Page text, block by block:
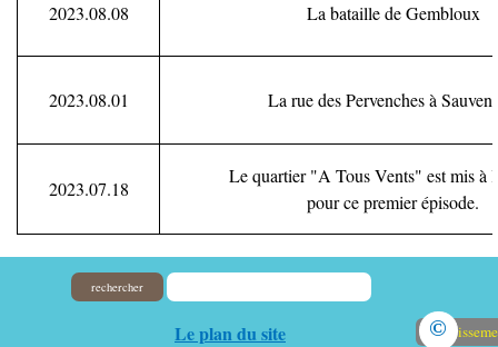
2023.08.08 La bataille de Gembloux
2023.08.01 La rue des Pervenches à
2023.07.18
Le quartier "A Tous Vents" est mis à
pour ce premier épisode.
rechercher
Le plan du site ©